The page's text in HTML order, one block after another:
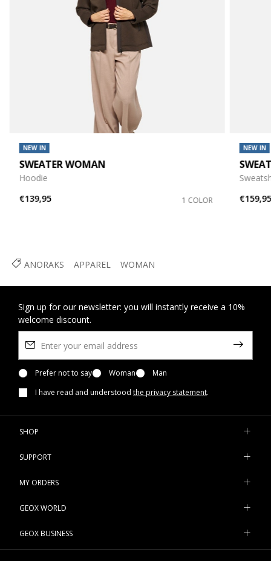
ANORAKS APPAREL WOMAN
NEW IN
SWEATER WOMAN
Hoodie
€139,95
1 COLOR
NEW IN
€159,95
Sign up for our newsletter: you will instantly receive a 10%
welcome discount.
Prefer not to say Woman
Man
I have read and understood the privacy statement.
SHOP
SUPPORT
MY ORDERS
GEOX WORLD
GEOX BUSINESS